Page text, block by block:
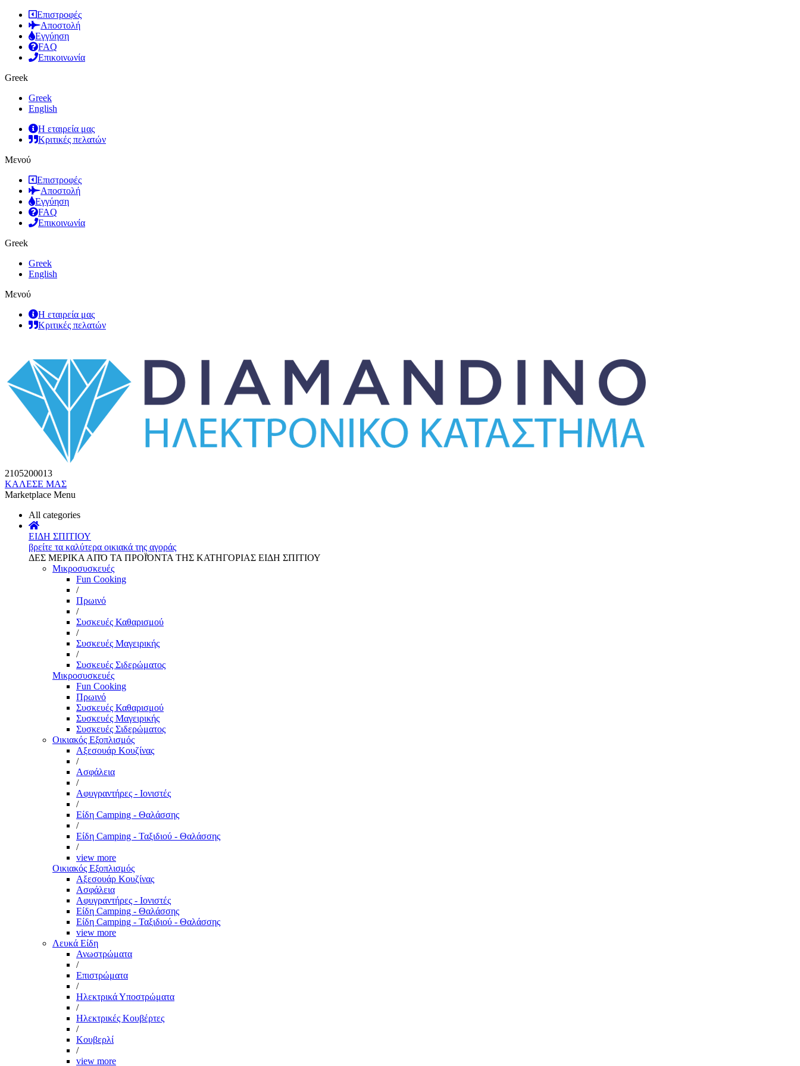
Επιστροφές
Αποστολή
Εγγύηση
FAQ
Επικοινωνία
Greek
Greek
English
Η εταιρεία μας
Κριτικές πελατών
Μενού
Επιστροφές
Αποστολή
Εγγύηση
FAQ
Επικοινωνία
Greek
Greek
English
Μενού
Η εταιρεία μας
Κριτικές πελατών
2105200013
ΚΑΛΕΣΕ ΜΑΣ
Marketplace Menu
All categories
ΕΙΔΗ ΣΠΙΤΙΟΥ
βρείτε τα καλύτερα οικιακά της αγοράς
ΔΕΣ ΜΕΡΙΚΑ ΑΠΌ ΤΑ ΠΡΟΪΌΝΤΑ ΤΗΣ ΚΑΤΗΓΟΡΙΑΣ ΕΙΔΗ ΣΠΙΤΙΟΥ
Μικροσυσκευές
Fun Cooking
/
Πρωινό
/
Συσκευές Καθαρισμού
/
Συσκευές Μαγειρικής
/
Συσκευές Σιδερώματος
Μικροσυσκευές
Fun Cooking
Πρωινό
Συσκευές Καθαρισμού
Συσκευές Μαγειρικής
Συσκευές Σιδερώματος
Οικιακός Εξοπλισμός
Αξεσουάρ Κουζίνας
/
Ασφάλεια
/
Αφυγραντήρες - Ιονιστές
/
Είδη Camping - Θαλάσσης
/
Είδη Camping - Ταξιδιού - Θαλάσσης
/
view more
Οικιακός Εξοπλισμός
Αξεσουάρ Κουζίνας
Ασφάλεια
Αφυγραντήρες - Ιονιστές
Είδη Camping - Θαλάσσης
Είδη Camping - Ταξιδιού - Θαλάσσης
view more
Λευκά Είδη
Ανωστρώματα
/
Επιστρώματα
/
Ηλεκτρικά Υποστρώματα
/
Ηλεκτρικές Κουβέρτες
/
Κουβερλί
/
view more